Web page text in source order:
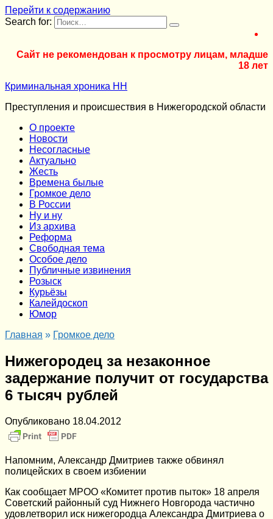
Перейти к содержанию
Search for:
Сайт не рекомендован к просмотру лицам, младше
18 лет
Криминальная хроника НН
Преступления и происшествия в Нижегородской области
О проекте
Новости
Несогласные
Актуально
Жесть
Времена былые
Громкое дело
В России
Ну и ну
Из архива
Реформа
Cвободная тема
Особое дело
Публичные извинения
Розыск
Курьёзы
Калейдоскоп
Юмор
Главная » Громкое дело
Нижегородец за незаконное
задержание получит от государства
6 тысяч рублей
Опубликовано 18.04.2012
Напомним, Александр Дмитриев также обвинял
полицейских в своем избиении
Как сообщает МРОО «Комитет против пыток» 18 апреля
Советский районный суд Нижнего Новгорода частично
удовлетворил иск нижегородца Александра Дмитриева о